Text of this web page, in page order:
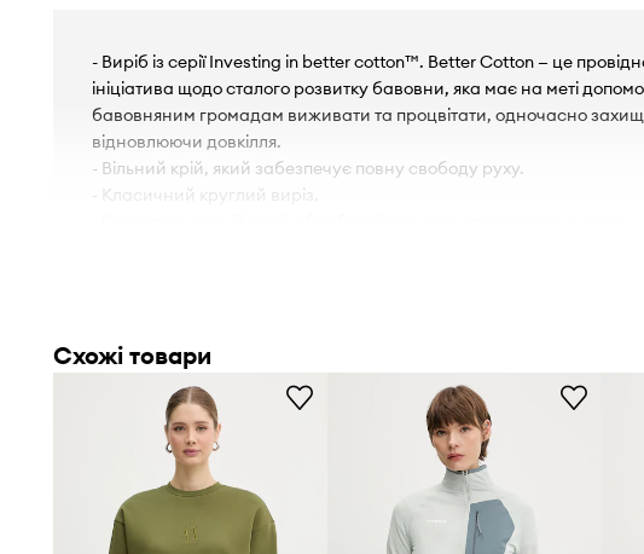
- Виріб із серії Investing in better cotton™. Better Cotton — це
ініціатива щодо сталого розвитку бавовни, яка має на меті
бавовняним громадам виживати та процвітати, одночасно
відновлюючи довкілля.
- Вільний крій, який забезпечує повну свободу руху.
- Класичний круглий виріз.
- Параметри вказані для розміру: S.
Схожі товари